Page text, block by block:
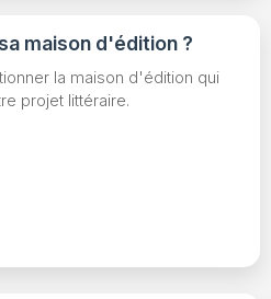
maison d'édition ?
la maison d'édition qui
projet littéraire.